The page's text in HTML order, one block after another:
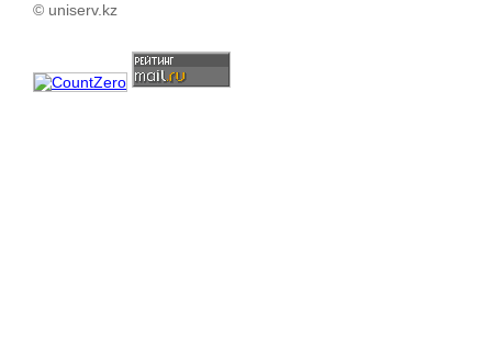
© uniserv.kz